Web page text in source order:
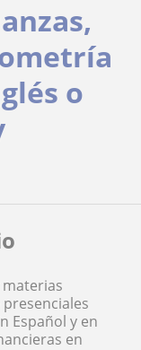
o
materias
Español y en
en